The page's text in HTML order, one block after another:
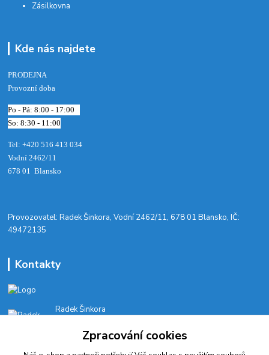
Zásilkovna
Kde nás najdete
PRODEJNA
Provozní doba
Po - Pá: 8:00 - 17:00
So: 8:30 - 11:00
Tel: +420 516 413 034‬
Vodní 2462/11
678 01 Blansko
​Provozovatel: Radek Šinkora, Vodní 2462/11, 678 01 Blansko, IČ:
49472135
Kontakty
Radek Šinkora
E-SHOP: Po-Pá, 8-17 hod.
Zpracování cookies